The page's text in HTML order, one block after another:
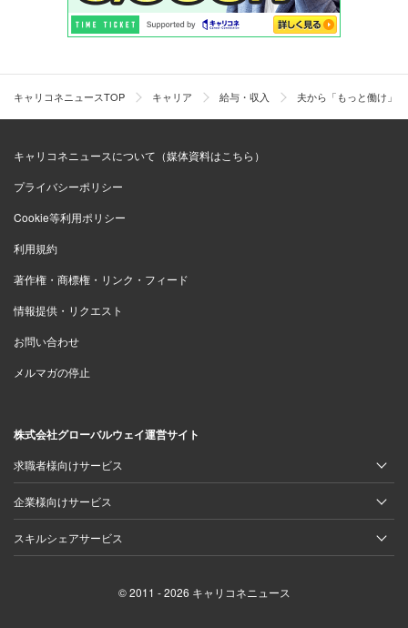
キャリコネニュースTOP キャリア 給与・収入 夫から「もっと働け」
キャリコネニュースについて（媒体資料はこちら）
プライバシーポリシー
Cookie等利用ポリシー
利用規約
著作権・商標権・リンク・フィード
情報提供・リクエスト
お問い合わせ
メルマガの停止
株式会社グローバルウェイ運営サイト
求職者様向けサービス
企業様向けサービス
スキルシェアサービス
© 2011 - 2026 キャリコネニュース